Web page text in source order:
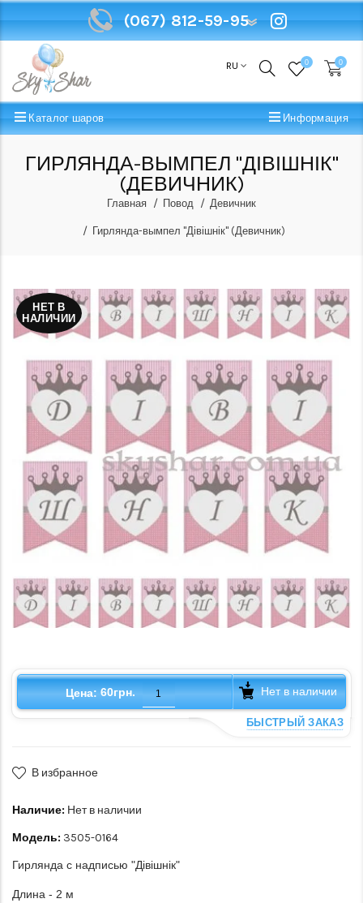
(067) 812-59-95
RU 0 0
Каталог шаров Информация
ГИРЛЯНДА-ВЫМПЕЛ "ДІВІШНІК"
(ДЕВИЧНИК)
Главная Повод Девичник
Гирлянда-вымпел "Дівішнік" (Девичник)
НЕТ В
НАЛИЧИИ
Цена: 60грн. Нет в наличии
БЫСТРЫЙ ЗАКАЗ
В избранное
Наличие: Нет в наличии
Модель: 3505-0164
Гирлянда с надписью "Дівішнік"
Длина - 2 м